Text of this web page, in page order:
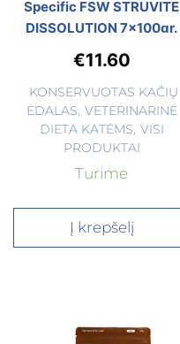
Specific FSW STRUVITE
DISSOLUTION 7x100gr.
€11.60
KONSERVUOTAS KAČIŲ
ĖDALAS VETERINARINĖ
DIETA KATĖMS VISI
PRODUKTAI
Turime
Į krepšelį